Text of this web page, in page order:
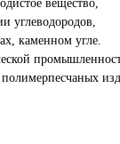
вещество,
углеводородов,
каменном угле.